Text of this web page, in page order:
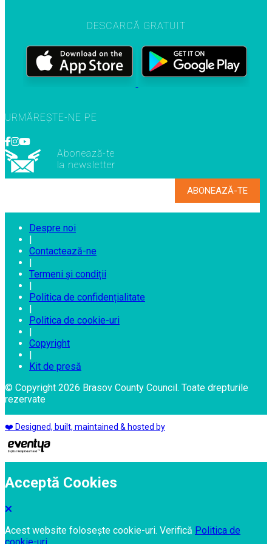
DESCARCĂ GRATUIT
URMĂREȘTE-NE PE
Abonează-te
la newsletter
Despre noi
Contactează-ne
Termeni și condiții
Politica de confidențialitate
Politica de cookie-uri
Copyright
Kit de presă
© Copyright 2026 Brasov County Council. Toate drepturile
rezervate
❤️ Designed, built, maintained & hosted by
Acceptă Cookies
Acest website folosește cookie-uri. Verifică Politica de